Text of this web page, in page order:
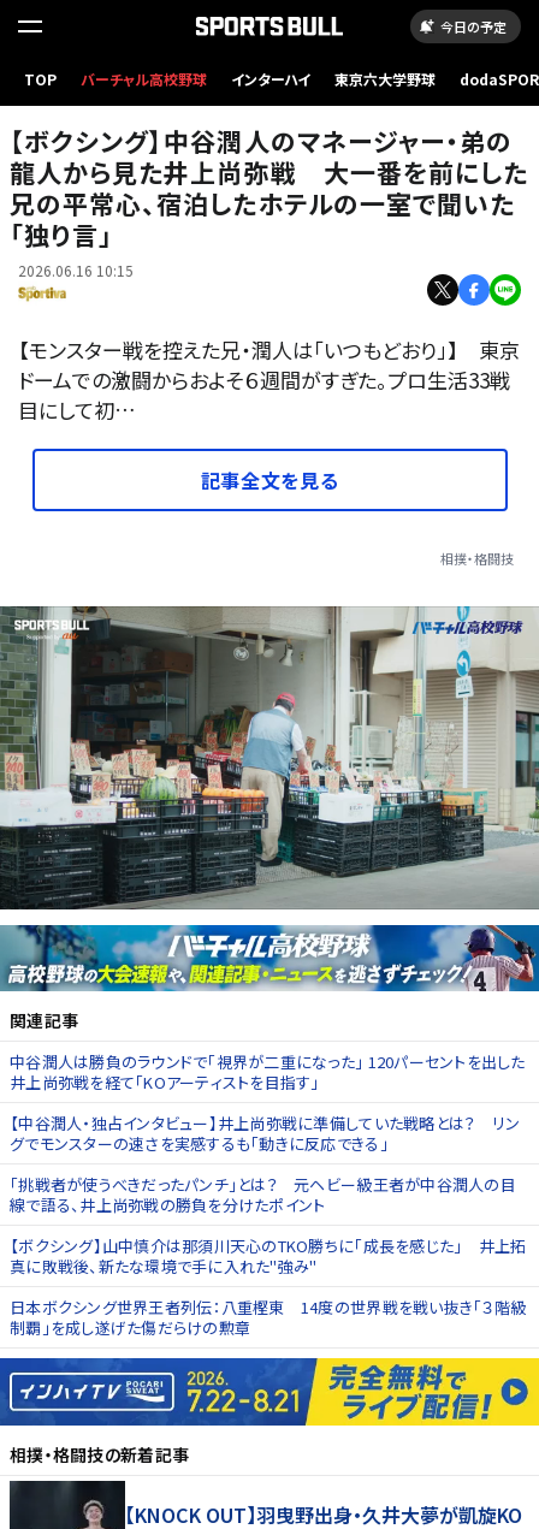
今日の予定
TOP バーチャル高校野球 インターハイ 東京六大学野球
【ボクシング】中谷潤人のマネージャー・弟の
龍人から見た井上尚弥戦 大一番を前にした
兄の平常心、宿泊したホテルの一室で聞いた
「独り言」
2026.06.16 10:15
【モンスター戦を控えた兄・潤人は「いつもどおり」】 東京
ドームでの激闘からおよそ６週間がすぎた。プロ生活33戦
目にして初…
記事全文を見る
相撲・格闘技
関連記事
中谷潤人は勝負のラウンドで「視界が二重になった」 120パーセントを出した
井上尚弥戦を経て「KOアーティストを目指す」
【中谷潤人・独占インタビュー】井上尚弥戦に準備していた戦略とは？ リン
グでモンスターの速さを実感するも「動きに反応できる」
「挑戦者が使うべきだったパンチ」とは？ 元ヘビー級王者が中谷潤人の目
線で語る、井上尚弥戦の勝負を分けたポイント
【ボクシング】山中慎介は那須川天心のTKO勝ちに「成長を感じた」 井上拓
真に敗戦後、新たな環境で手に入れた"強み"
日本ボクシング世界王者列伝：八重樫東 14度の世界戦を戦い抜き「３階級
制覇」を成し遂げた傷だらけの勲章
相撲・格闘技の新着記事
【KNOCK OUT】羽曳野出身・久井大夢が凱旋KO